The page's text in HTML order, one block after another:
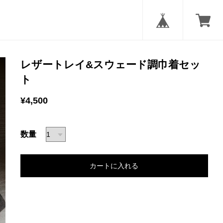
レザートレイ&スウェード調巾着セッ
ト
¥4,500
数量